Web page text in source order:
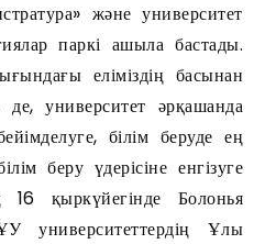
және университет
паркі ашыла бастады.
еліміздің басынан
университет әрқашанда
білім беруде ең
беру үдерісіне енгізуге
қыркүйегінде Болонья
университеттердің Ұлы